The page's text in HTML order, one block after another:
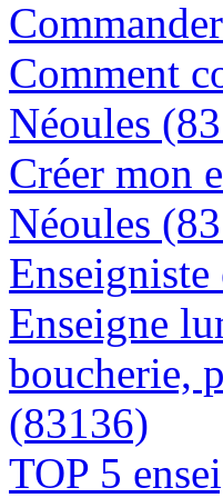
Comment
Néoules
Créer mon
Néoules
Enseigne
boucherie,
(83136)
TOP 5